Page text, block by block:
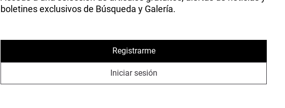
boletines exclusivos de Búsqueda y Galería.
Registrarme
Iniciar sesión